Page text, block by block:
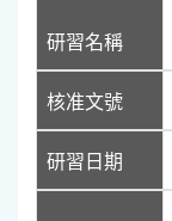
研習名稱
核准文號
研習日期